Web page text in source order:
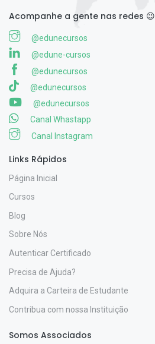
Acompanhe a gente nas redes 😉
@edunecursos
@edune-cursos
@edunecursos
@edunecursos
@edunecursos
Canal Whastapp
Canal Instagram
Links Rápidos
Página Inicial
Cursos
Blog
Sobre Nós
Autenticar Certificado
Precisa de Ajuda?
Adquira a Carteira de Estudante
Contribua com nossa Instituição
Somos Associados